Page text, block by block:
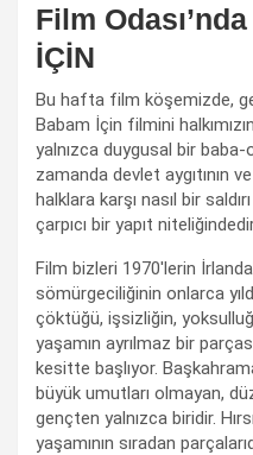
Film
İÇİN
Bu hafta film köşemizde,
Babam İçin filmini
yalnızca duygusal bir baba-
zamanda devlet aygıtının
halklara karşı nasıl bir
çarpıcı bir yapıt
Film bizleri 1970'lerin
sömürgeciliğinin onlarca
çöktüğü, işsizliğin,
yaşamın ayrılmaz bir
kesitte başlıyor.
büyük umutları olmayan,
gençten yalnızca biridir.
yaşamının sıradan